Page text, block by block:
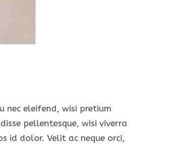
eleifend, wisi pretium
pellentesque, wisi viverra
id dolor. Velit ac neque orci,